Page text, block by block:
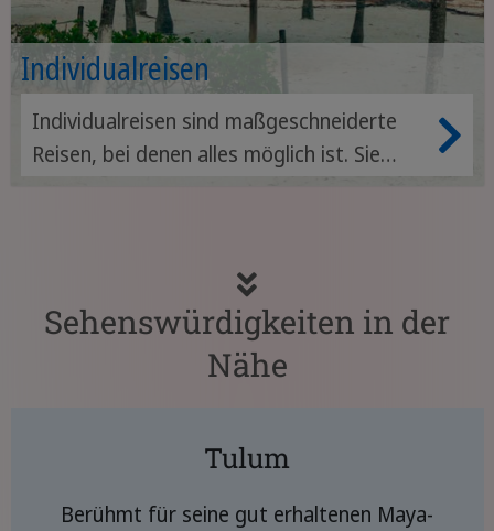
Individualreisen
Individualreisen sind maßgeschneiderte
Reisen, bei denen alles möglich ist. Sie
gestalten Ihren Reiseverlauf in Mexiko
Sehenswürdigkeiten in der
Nähe
Tulum
Berühmt für seine gut erhaltenen Maya-